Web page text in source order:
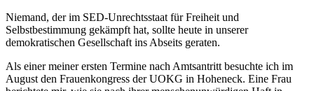
Niemand, der im SED-Unrechtsstaat für Freiheit und
Selbstbestimmung gekämpft hat, sollte heute in unserer
demokratischen Gesellschaft ins Abseits geraten.
Als einer meiner ersten Termine nach Amtsantritt besuchte ich im
August den Frauenkongress der UOKG in Hoheneck. Eine Frau